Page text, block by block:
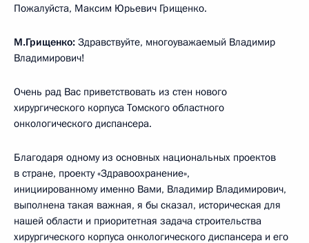
Пожалуйста, Максим Юрьевич Грищенко.
М.Грищенко: Здравствуйте, многоуважаемый Владимир
Владимирович!
Очень рад Вас приветствовать из стен нового
хирургического корпуса Томского областного
онкологического диспансера.
Благодаря одному из основных национальных проектов
в стране, проекту «Здравоохранение»,
инициированному именно Вами, Владимир Владимирович,
выполнена такая важная, я бы сказал, историческая для
нашей области и приоритетная задача строительства
хирургического корпуса онкологического диспансера и его